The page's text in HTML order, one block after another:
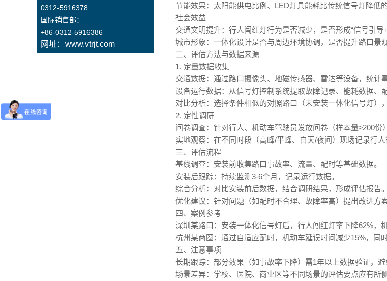
0312-5916378
国际销售部：
+86-0312-5916386
网址：www.vtrjt.com
节能效果：太阳能供电比例、LED灯具能耗比传统信号灯降低
社会效益
交通文明提升：行人闯红灯行为是否减少，是否形成“信号引导
城市形象：一体化设计是否与周边环境协调，是否提升路口景观
二、评估方法与数据来源
1. 定量数据收集
交通数据：通过路口摄像头、地磁传感器、雷达等设备，统计
设备运行数据：从信号灯控制系统提取故障记录、能耗数据、
对比分析：选择条件相似的对照路口（未安装一体化信号灯）
2. 定性调研
问卷调查：针对行人、机动车驾驶员发放问卷（样本量≥200份
实地观察：在不同时段（高峰/平峰、白天/夜间）现场记录行人
三、评估流程
基线调查：安装前收集路口事故率、流量、配时等基础数据。
安装后跟踪：持续监测3-6个月，记录运行数据。
综合分析：对比安装前后数据，结合调研结果，形成评估报告。
优化建议：针对问题（如配时不合理、故障率高）提出改进方案
四、案例参考
深圳某路口：安装一体化信号灯后，行人闯红灯率下降62%，
杭州某商圈：通过自适应配时，机动车延误时间减少15%，同
五、注意事项
长期跟踪：部分效果（如事故率下降）需1年以上数据验证，避
场景差异：学校、医院、商业区等不同场景的评估要点应有所